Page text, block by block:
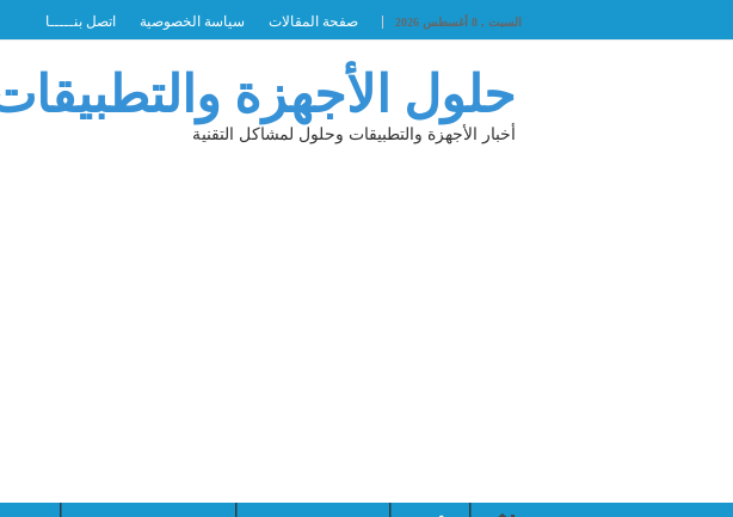
السبت , 8 أغسطس 2026 صفحة المقالات سياسة الخصوصية اتصل بنـــــا
حلول الأجهزة
أخبار الأجهزة والتطبيقات وحلول لمشاكل التقنية